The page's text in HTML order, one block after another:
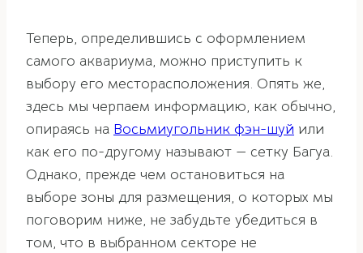
Теперь, определившись с оформлением
самого аквариума, можно приступить к
выбору его месторасположения. Опять же,
здесь мы черпаем информацию, как обычно,
опираясь на Восьмиугольник фэн-шуй или
как его по-другому называют — сетку Багуа.
Однако, прежде чем остановиться на
выборе зоны для размещения, о которых мы
поговорим ниже, не забудьте убедиться в
том, что в выбранном секторе не